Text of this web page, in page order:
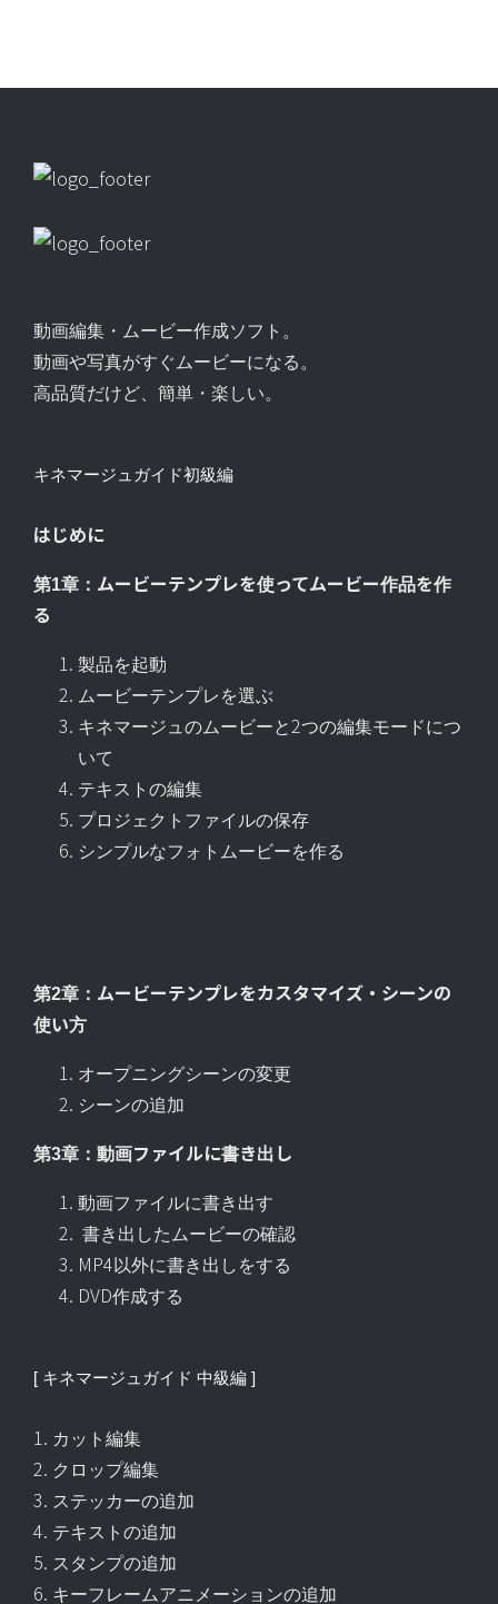
動画編集・ムービー作成ソフト。
動画や写真がすぐムービーになる。
高品質だけど、簡単・楽しい。
キネマージュガイド初級編
はじめに
第1章：ムービーテンプレを使ってムービー作品を作
る
製品を起動
ムービーテンプレを選ぶ
キネマージュのムービーと2つの編集モードにつ
いて
テキストの編集
プロジェクトファイルの保存
シンプルなフォトムービーを作る
第2章：ムービーテンプレをカスタマイズ・シーンの
使い方
オープニングシーンの変更
シーンの追加
第3章：動画ファイルに書き出し
動画ファイルに書き出す
書き出したムービーの確認
MP4以外に書き出しをする
DVD作成する
[ キネマージュガイド 中級編 ]
1. カット編集
2. クロップ編集
3. ステッカーの追加
4. テキストの追加
5. スタンプの追加
6. キーフレームアニメーションの追加